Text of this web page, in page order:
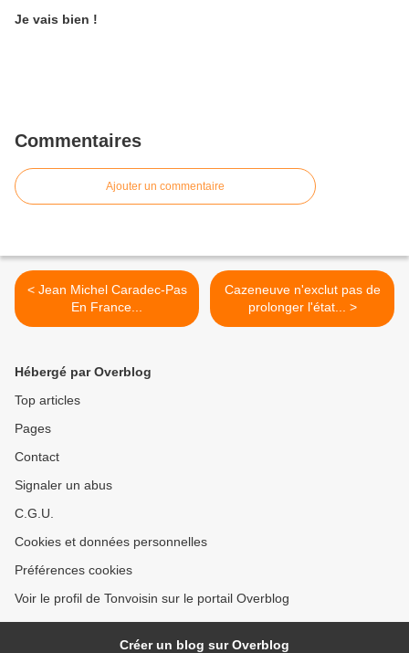
Je vais bien !
Commentaires
Ajouter un commentaire
< Jean Michel Caradec-Pas
En France...
Cazeneuve n'exclut pas de
prolonger l'état... >
Hébergé par Overblog
Top articles
Pages
Contact
Signaler un abus
C.G.U.
Cookies et données personnelles
Préférences cookies
Voir le profil de Tonvoisin sur le portail Overblog
Créer un blog sur Overblog